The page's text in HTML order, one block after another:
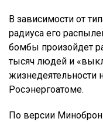
В зависимости от
радиуса его
бомбы произойдет
тысяч людей и
жизнедеятельности
Росэнергоатоме.
По версии